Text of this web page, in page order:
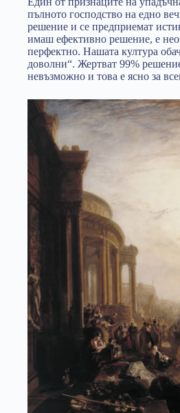
пълното господство на едно
решение и се предприемат
имаш ефективно решение, е
перфектно. Нашата култура
доволни“. Жертват 99%
невъзможно и това е ясно за